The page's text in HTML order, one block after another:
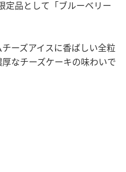
定品として「ブルーベリー
ーズアイスに香ばしい全粒
なチーズケーキの味わいで